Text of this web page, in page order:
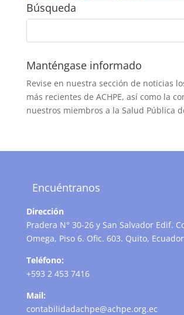
Búsqueda
Manténgase informado
Revise en nuestra sección de noticias
más recientes de ACHPE, así como la
nuestros miembros a la Salud Pública
Encuéntranos
Dirección
Pradera N° 30-26 y San Salvador Edif.
Omega, Piso 6. Ofic. 603. Quito, Ecuador
Teléfono:
+593 2 453 7416
Mail:
contabilidadachpe@achpe.org.ec